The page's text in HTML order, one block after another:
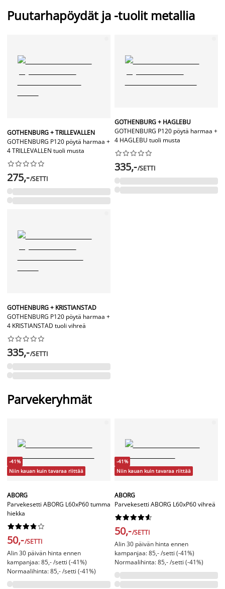
Puutarhapöydät ja -tuolit metallia
GOTHENBURG + TRILLEVALLEN
GOTHENBURG P120 pöytä harmaa +
4 TRILLEVALLEN tuoli musta






275,-/SETTI
GOTHENBURG + HAGLEBU
GOTHENBURG P120 pöytä harmaa +
4 HAGLEBU tuoli musta






335,-/SETTI
GOTHENBURG + KRISTIANSTAD
GOTHENBURG P120 pöytä harmaa +
4 KRISTIANSTAD tuoli vihreä






335,-/SETTI
Parvekeryhmät
-41%
Niin kauan kuin tavaraa riittää
ABORG
Parvekesetti ABORG L60xP60 tumma
hiekka






50,-/SETTI
Alin 30 päivän hinta ennen
kampanjaa: 85,- /setti (-41%)
Normaalihinta: 85,- /setti (-41%)
-41%
Niin kauan kuin tavaraa riittää
ABORG
Parvekesetti ABORG L60xP60 vihreä






50,-/SETTI
Alin 30 päivän hinta ennen
kampanjaa: 85,- /setti (-41%)
Normaalihinta: 85,- /setti (-41%)